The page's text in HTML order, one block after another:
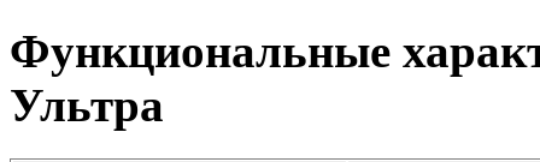
Функциональные
Ультра